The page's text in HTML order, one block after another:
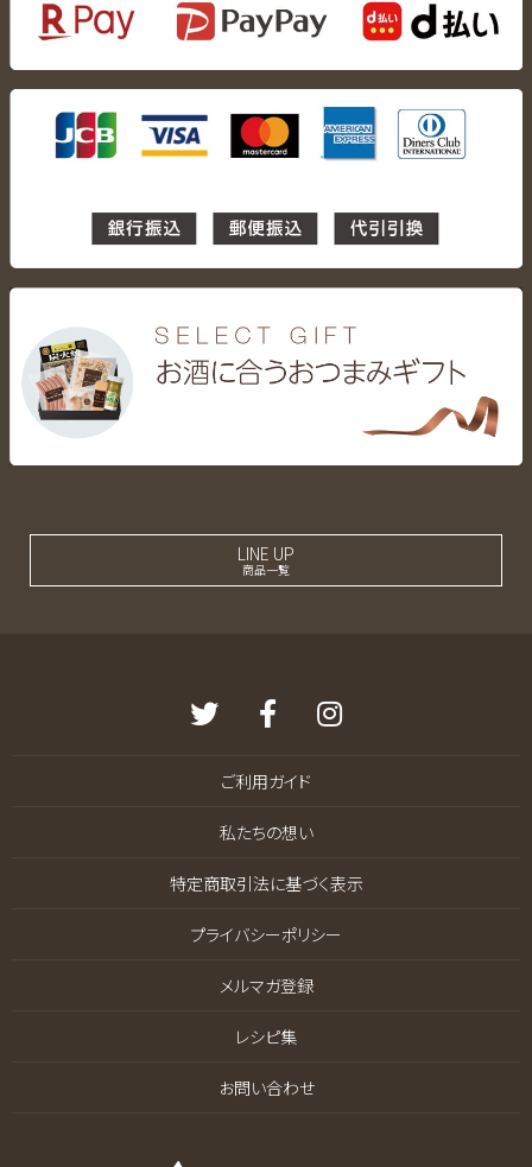
LINE UP
商品一覧
ご利用ガイド
私たちの想い
特定商取引法に基づく表示
プライバシーポリシー
メルマガ登録
レシピ集
お問い合わせ